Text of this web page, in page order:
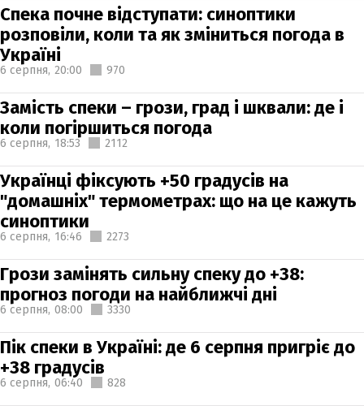
Спека почне відступати: синоптики
розповіли, коли та як зміниться погода в
Україні
6 серпня, 20:00 970
Замість спеки – грози, град і шквали: де і
коли погіршиться погода
6 серпня, 18:53 2112
Українці фіксують +50 градусів на
"домашніх" термометрах: що на це кажуть
синоптики
6 серпня, 16:46 2273
Грози замінять сильну спеку до +38:
прогноз погоди на найближчі дні
6 серпня, 08:00 3330
Пік спеки в Україні: де 6 серпня пригріє до
+38 градусів
6 серпня, 06:40 828